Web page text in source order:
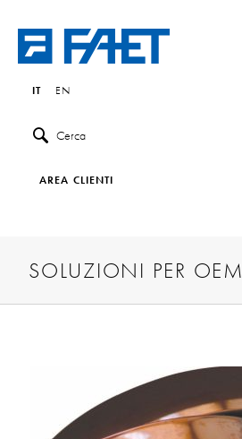
IT EN
Cerca
AREA CLIENTI
SOLUZIONI PER OEM